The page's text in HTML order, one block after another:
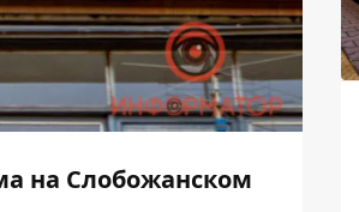
на Слобожанском